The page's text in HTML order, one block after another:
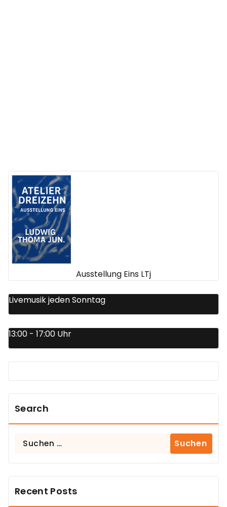
Ausstellung Eins LTj
Livemusik jeden Sonntag
13:00 - 17:00 Uhr
Search
Suchen
Recent Posts